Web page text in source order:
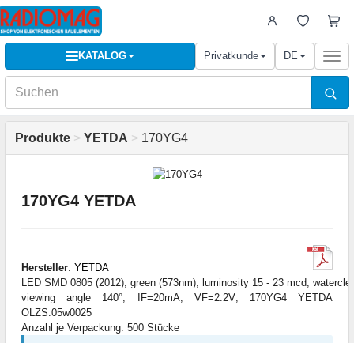
KATALOG Privatkunde DE
Produkte > YETDA > 170YG4
170YG4 YETDA
Hersteller: YETDA
LED SMD 0805 (2012); green (573nm); luminosity 15 - 23 mcd;
viewing angle 140°; IF=20mA; VF=2.2V; 170YG4 YETDA
OLZS.05w0025
Anzahl je Verpackung: 500 Stücke